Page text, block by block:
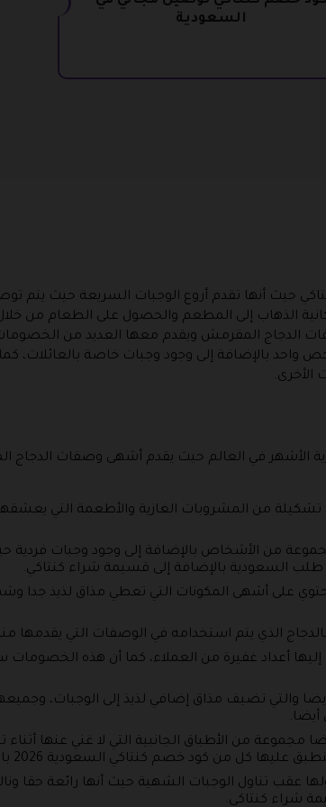
السعودية
حيث أنها تقدم أروع الوجبات السريعة حيث يتم
الذهاب إلى المطعم والحصول على الطعام من
الدجاج المقرمش ويقدم معها العديد من
بالإضافة إلى وجود وجبات خاصة بالعائلات،
الأخرى.
الأشهر في العالم حيث يقدم أشهى وصفات الدجاج
تشكيلة من المشروبات الغازية والأطعمة التي
من الأشخاص بالإضافة إلى وجود وجبات فردية
طلب السعودية بالإضافة إلى قسيمة شراء كنتاكي.
تحتوي على أشهى المكونات التي تعطي مذاق لذيذ
الذي يتم استخدامه في الوصفات التي يقدمها
أعداد غفيرة من العملاء، كما أن هذه
والتي تضيف مذاق إضافي لذيذ إلى الوجبات،
الذي يقدم كود خصم كنتاكي 20 ريال أيضا مجموعة من الأطباق الجانبية
كود خصم كنتاكي السعودية 2026 بالإضافة إلى رمز خصم كنتاكي.
عقب تناول الوجبات الشهية حيث أنها رائعة حقا
شراء كنتاكي.